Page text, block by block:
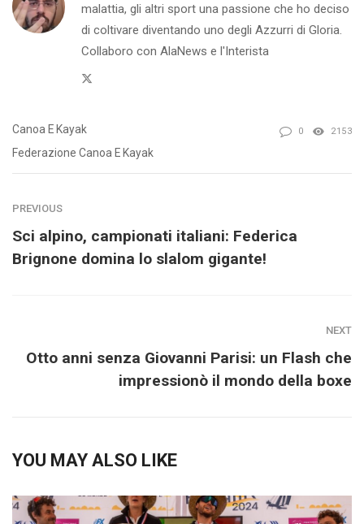
malattia, gli altri sport una passione che ho deciso
di coltivare diventando uno degli Azzurri di Gloria.
Collaboro con AlaNews e l'Interista
Canoa E Kayak
Federazione Canoa E Kayak
0 2153
PREVIOUS
Sci alpino, campionati italiani: Federica
Brignone domina lo slalom gigante!
NEXT
Otto anni senza Giovanni Parisi: un Flash che
impressionò il mondo della boxe
YOU MAY ALSO LIKE